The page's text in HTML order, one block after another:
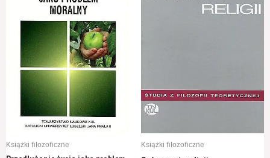
Książki filozoficzne Książki filozoficzne
spersonalizowanych